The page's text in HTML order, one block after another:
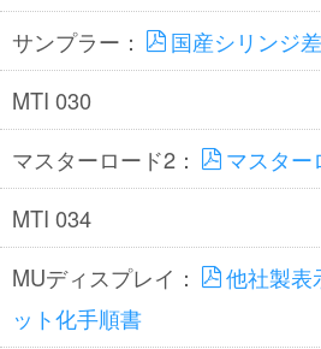
サンプラー：
国産シリンジ
MTI 030
マスターロード2：
マスター
MTI 034
MUディスプレイ：
他社製表
ット化手順書